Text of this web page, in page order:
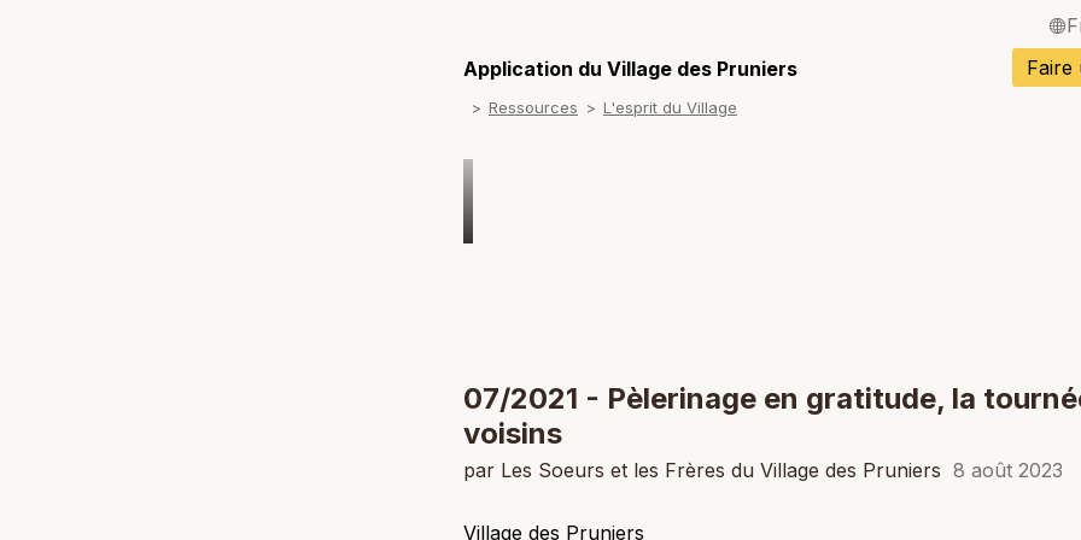
English /
Application du Village des Pruniers Faire
Ressources L'esprit du Village
07/2021 - Pèlerinage en gratitude, la
voisins
par Les Soeurs et les Frères du Village des Pruniers 8 août 2023
Village des Pruniers